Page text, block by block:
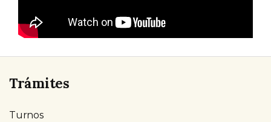
Trámites
Turnos